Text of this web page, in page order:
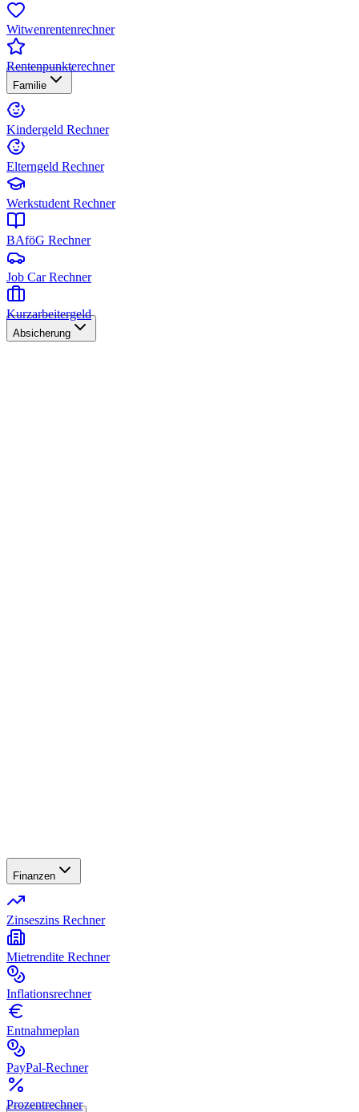
Witwenrentenrechner
Rentenpunkterechner
Familie
Kindergeld Rechner
Elterngeld Rechner
Werkstudent Rechner
BAföG Rechner
Job Car Rechner
Kurzarbeitergeld
Absicherung
Finanzen
Zinseszins Rechner
Mietrendite Rechner
Inflationsrechner
Entnahmeplan
PayPal-Rechner
Prozentrechner